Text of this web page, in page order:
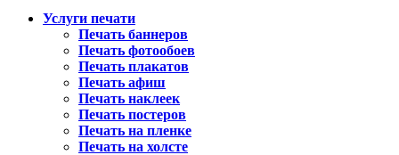
Услуги печати
Печать баннеров
Печать фотообоев
Печать плакатов
Печать афиш
Печать наклеек
Печать постеров
Печать на пленке
Печать на холсте